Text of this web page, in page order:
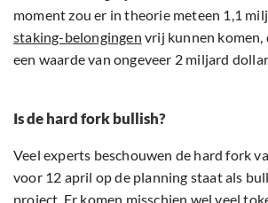
moment zou er in theorie meteen 1,1
staking-belongingen vrij kunnen
een waarde van ongeveer 2 miljard
Is de hard fork bullish?
Veel experts beschouwen de hard fork
voor 12 april op de planning staat als
project. Er komen misschien wel veel